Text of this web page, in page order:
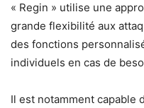
« Regin » utilise une
grande flexibilité aux
des fonctions
individuels en cas de
Il est notamment capable